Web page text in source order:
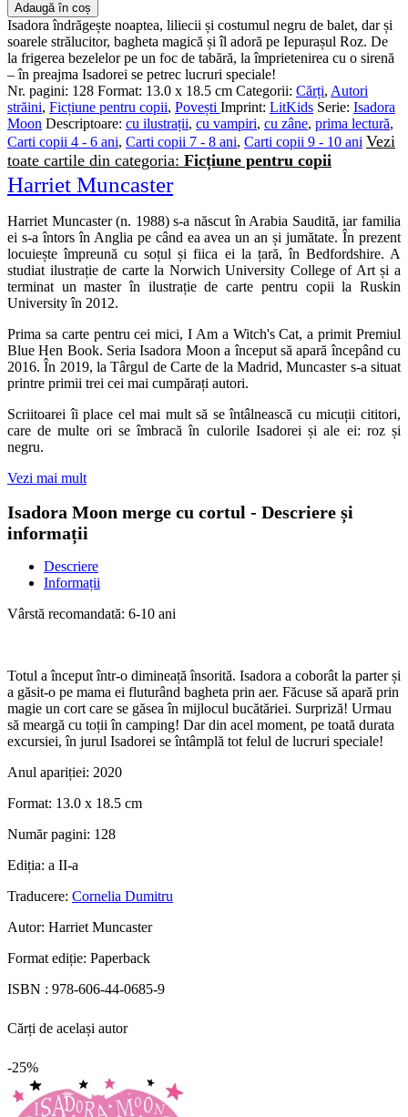
Adaugă în coș
Isadora îndrăgește noaptea, liliecii și costumul negru de balet, dar și
soarele strălucitor, bagheta magică și îl adoră pe Iepurașul Roz. De
la frigerea bezelelor pe un foc de tabără, la împrietenirea cu o sirenă
– în preajma Isadorei se petrec lucruri speciale!
Nr. pagini: 128 Format: 13.0 x 18.5 cm Categorii: Cărți, Autori
străini, Ficțiune pentru copii, Povești Imprint: LitKids Serie: Isadora
Moon Descriptoare: cu ilustrații, cu vampiri, cu zâne, prima lectură,
Carti copii 4 - 6 ani, Carti copii 7 - 8 ani, Carti copii 9 - 10 ani Vezi
toate cartile din categoria: Ficțiune pentru copii
Harriet Muncaster
Harriet Muncaster (n. 1988) s-a născut în Arabia Saudită, iar familia
ei s-a întors în Anglia pe când ea avea un an și jumătate. În prezent
locuiește împreună cu soțul și fiica ei la țară, în Bedfordshire. A
studiat ilustrație de carte la Norwich University College of Art și a
terminat un master în ilustrație de carte pentru copii la Ruskin
University în 2012.
Prima sa carte pentru cei mici, I Am a Witch's Cat, a primit Premiul
Blue Hen Book. Seria Isadora Moon a început să apară începând cu
2016. În 2019, la Târgul de Carte de la Madrid, Muncaster s-a situat
printre primii trei cei mai cumpărați autori.
Scriitoarei îi place cel mai mult să se întâlnească cu micuții cititori,
care de multe ori se îmbracă în culorile Isadorei și ale ei: roz și
negru.
Vezi mai mult
Isadora Moon merge cu cortul - Descriere și
informații
Descriere
Informații
Vârstă recomandată: 6-10 ani
Totul a început într‑o dimineață însorită. Isadora a coborât la parter și
a găsit‑o pe mama ei fluturând bagheta prin aer. Făcuse să apară prin
magie un cort care se găsea în mijlocul bucătăriei. Surpriză! Urmau
să meargă cu toții în camping! Dar din acel moment, pe toată durata
excursiei, în jurul Isadorei se întâmplă tot felul de lucruri speciale!
Anul apariției: 2020
Format: 13.0 x 18.5 cm
Număr pagini: 128
Ediția: a II-a
Traducere: Cornelia Dumitru
Autor: Harriet Muncaster
Format ediție: Paperback
ISBN : 978-606-44-0685-9
Cărți de același autor
-25%